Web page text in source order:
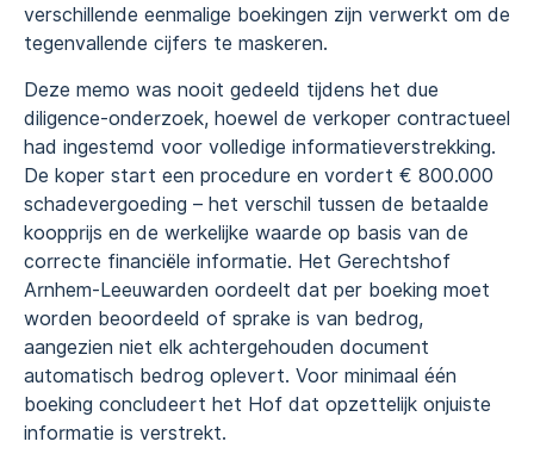
verschillende eenmalige boekingen zijn verwerkt om de
tegenvallende cijfers te maskeren.
Deze memo was nooit gedeeld tijdens het due
diligence-onderzoek, hoewel de verkoper contractueel
had ingestemd voor volledige informatieverstrekking.
De koper start een procedure en vordert € 800.000
schadevergoeding – het verschil tussen de betaalde
koopprijs en de werkelijke waarde op basis van de
correcte financiële informatie. Het Gerechtshof
Arnhem-Leeuwarden oordeelt dat per boeking moet
worden beoordeeld of sprake is van bedrog,
aangezien niet elk achtergehouden document
automatisch bedrog oplevert. Voor minimaal één
boeking concludeert het Hof dat opzettelijk onjuiste
informatie is verstrekt.